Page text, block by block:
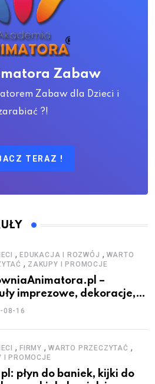
Zabaw
Zabaw dla Dzieci i
?!
TERAZ !
, EDUKACJA I ROZWÓJ , WARTO
, ZAKUPY I PROMOCJE
–
imprezowe, dekoracje,
i akcesoria dla animatorów
08-16
, FIRMY , WARTO PRZECZYTAĆ ,
I PROMOCJE
płyn do baniek, kijki do